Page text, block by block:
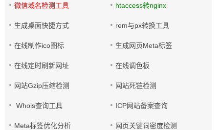
微信域名检测工具 htaccess转nginx
生成桌面快捷方式 rem与px转换工具
在线制作ico图标 生成网页Meta标签
在线定时刷新网址 在线调色板
网站Gzip压缩检测 网站死链检测
Whois查询工具 ICP网站备案查询
Meta标签优化分析 网页关键词密度检测